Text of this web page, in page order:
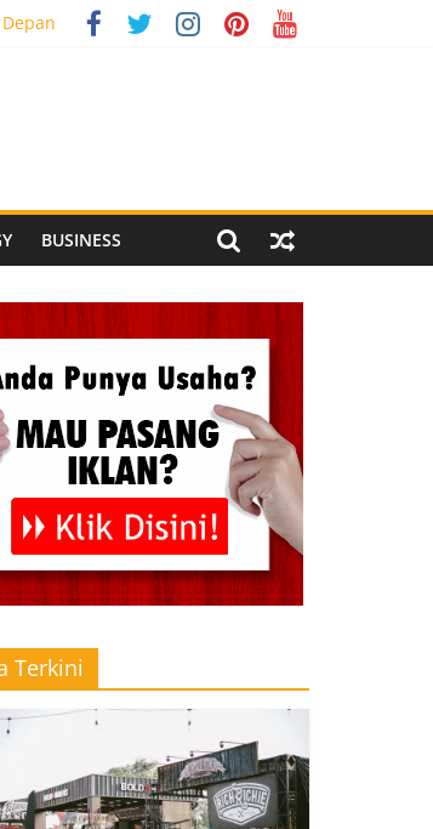
BUSINESS
Terkini